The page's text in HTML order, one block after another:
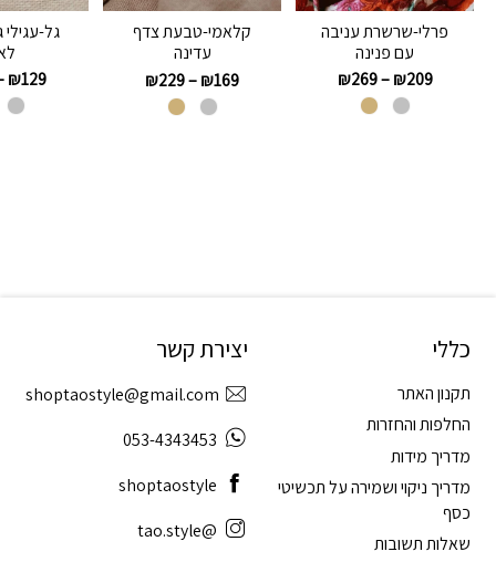
פרלי-שרשרת עניבה
עם פנינה
₪209
–
₪269
קלאמי-טבעת צדף
עדינה
₪169
–
₪229
גל-
₪129
כללי
תקנון האתר
החלפות והחזרות
מדריך מידות
מדריך ניקוי ושמירה על תכשיטי
כסף
שאלות תשובות
יצירת קשר
shoptaostyle@gmail.com
053-4343453
shoptaostyle
@tao.style